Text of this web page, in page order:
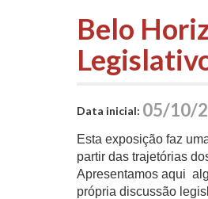
Belo
Data inicial: 05/10/
Esta exposição faz
partir das trajetórias
Apresentamos aqui
própria discussão